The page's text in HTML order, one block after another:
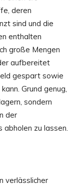
deren
sind und die
enthalten
große Mengen
aufbereitet
gespart sowie
Grund genug,
sondern
der
abholen zu lassen.
verlässlicher